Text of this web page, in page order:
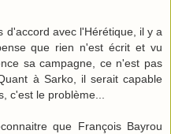
d'accord avec l'Hérétique, il y a
que rien n'est écrit et vu
sa campagne, ce n'est pas
à Sarko, il serait capable
c'est le problème...
que François Bayrou